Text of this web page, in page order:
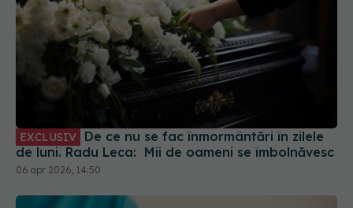
EXCLUSIV
de luni. Radu Leca: Mii de oameni se îmbolnăvesc
06 apr 2026, 14:50